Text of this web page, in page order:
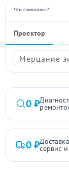
Что сломалось?
Проектор
Мерцание
0 ₽
0 ₽сервис